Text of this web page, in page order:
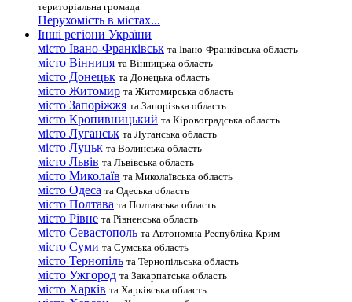
територіальна громада
Нерухомість в містах...
Інші регіони України
місто Івано-Франківськ та Івано-Франківська область
місто Вінниця та Вінницька область
місто Донецьк та Донецька область
місто Житомир та Житомирська область
місто Запоріжжя та Запорізька область
місто Кропивницький та Кіровоградська область
місто Луганськ та Луганська область
місто Луцьк та Волинська область
місто Львів та Львівська область
місто Миколаїв та Миколаївська область
місто Одеса та Одеська область
місто Полтава та Полтавська область
місто Рівне та Рівненська область
місто Севастополь та Автономна Республіка Крим
місто Суми та Сумська область
місто Тернопіль та Тернопільська область
місто Ужгород та Закарпатська область
місто Харків та Харківська область